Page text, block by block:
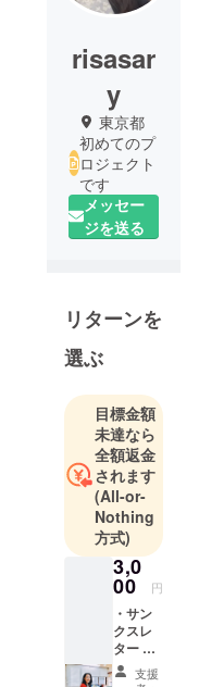
risasar
y
東京都
初めてのプ
ロジェクト
です
メッセー
ジを送る
リターンを
選ぶ
目標金額
未達なら
全額返金
されます
(All-or-
Nothing
方式)
3,0
00 円
・サン
クスレ
ター ・
ボード
ゲーム
支援